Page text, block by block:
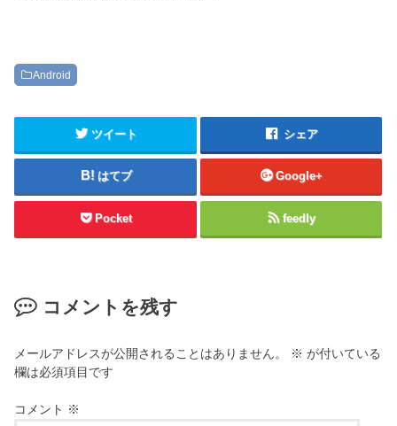
Android
ツイート シェア
はてブ Google+
Pocket feedly
コメントを残す
メールアドレスが公開されることはありません。 ※ が付いている
欄は必須項目です
コメント ※